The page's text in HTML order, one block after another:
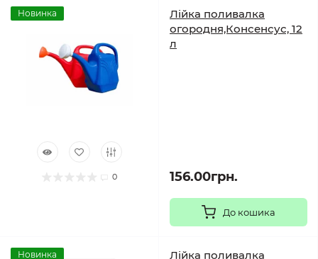
Новинка
0
Лійка поливалка
огородня,Консенсус, 12
л
156.00грн.
До кошика
Новинка
Лійка поливалка